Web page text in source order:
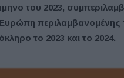
του 2023,
περιλαμβανομένης
το 2023 και το 2024.